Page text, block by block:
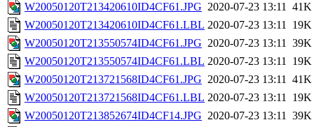
W20050120T213420610ID4CF61.JPG 2020-07-23 13:11 41K
W20050120T213420610ID4CF61.LBL 2020-07-23 13:11 19K
W20050120T213550574ID4CF61.JPG 2020-07-23 13:11 39K
W20050120T213550574ID4CF61.LBL 2020-07-23 13:11 19K
W20050120T213721568ID4CF61.JPG 2020-07-23 13:11 41K
W20050120T213721568ID4CF61.LBL 2020-07-23 13:11 19K
W20050120T213852674ID4CF14.JPG 2020-07-23 13:11 39K